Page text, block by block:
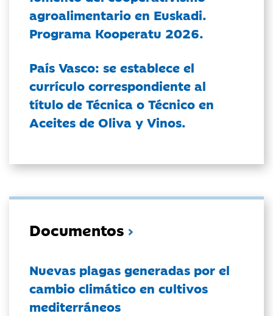
agroalimentario en Euskadi.
Programa Kooperatu 2026.
País Vasco: se establece el
currículo correspondiente al
título de Técnica o Técnico en
Aceites de Oliva y Vinos.
Documentos
Nuevas plagas generadas por el
cambio climático en cultivos
mediterráneos